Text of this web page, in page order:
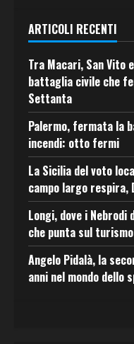
ARTICOLI RECENTI
Tra Macari, San Vito
battaglia civile che
Settanta
Palermo, fermata la
incendi: otto fermi
La Sicilia del voto
campo largo respira,
Longi, dove i
che punta sul
Angelo Pidalà, la
anni nel mondo dello